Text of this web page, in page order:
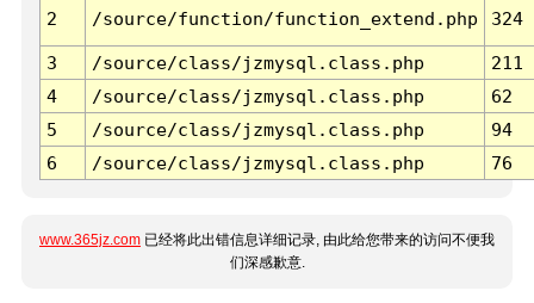
2 /source/function/function_extend.php 324
3 /source/class/jzmysql.class.php
211
4
/source/class/jzmysql.class.php
62
5
/source/class/jzmysql.class.php
94
6
/source/class/jzmysql.class.php 76
www.365jz.com 已经将此出错信息详细记录, 由此给您带来的访问不便我
们深感歉意.